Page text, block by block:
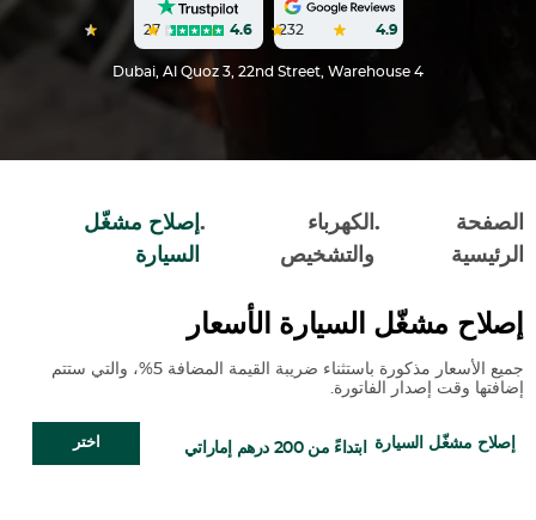
4.9
232
4.6
27
Dubai, Al Quoz 3, 22nd Street, Warehouse 4
الصفحة
الرئيسية
.الكهرباء
والتشخيص
. إصلاح مشغّل
السيارة
إصلاح مشغّل السيارة الأسعار
جميع الأسعار مذكورة باستثناء ضريبة القيمة المضافة 5%، والتي ستتم
إضافتها وقت إصدار الفاتورة.
إصلاح مشغّل السيارة ابتداءً من 200 درهم إماراتي اختر